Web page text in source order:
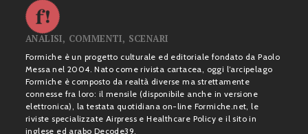
ANALISI, COMMENTI, SCENARI
Formiche è un progetto culturale ed editoriale fondato da Paolo
Messa nel 2004. Nato come rivista cartacea, oggi l’arcipelago
Formiche è composto da realtà diverse ma strettamente
connesse fra loro: il mensile (disponibile anche in versione
elettronica), la testata quotidiana on-line Formiche.net, le
riviste specializzate Airpress e Healthcare Policy e il sito in
inglese ed arabo Decode39.